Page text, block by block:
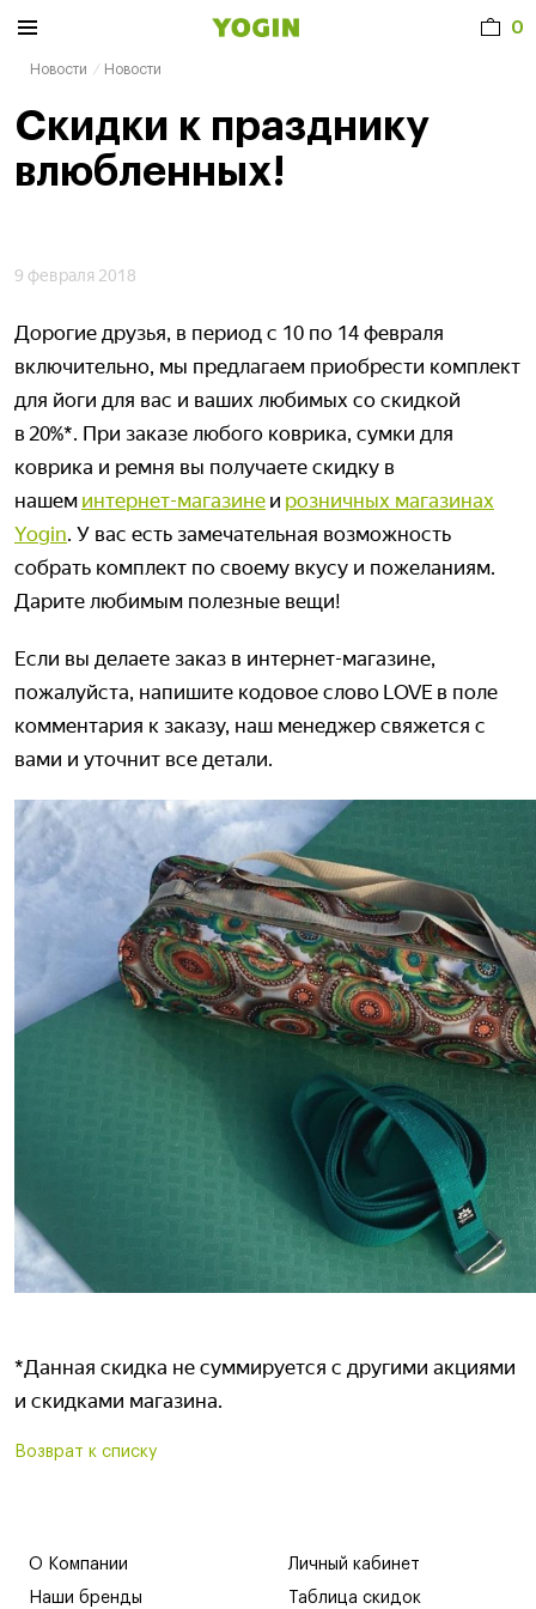
0
Новости Новости
Скидки к празднику
влюбленных!
9 февраля 2018
Дорогие друзья, в период с 10 по 14 февраля
включительно, мы предлагаем приобрести комплект
для йоги для вас и ваших любимых со скидкой
в 20%*. При заказе любого коврика, сумки для
коврика и ремня вы получаете скидку в
нашем интернет-магазине и розничных магазинах
Yogin. У вас есть замечательная возможность
собрать комплект по своему вкусу и пожеланиям.
Дарите любимым полезные вещи!
Если вы делаете заказ в интернет-магазине,
пожалуйста, напишите кодовое слово LOVE в поле
комментария к заказу, наш менеджер свяжется с
вами и уточнит все детали.
*Данная скидка не суммируется с другими акциями
и скидками магазина.
Возврат к списку
О Компании
Наши бренды
Личный кабинет
Таблица скидок